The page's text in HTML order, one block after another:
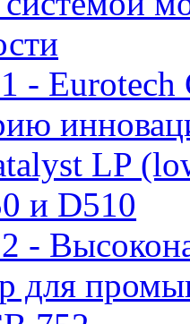
-
LP
и D510
-
для